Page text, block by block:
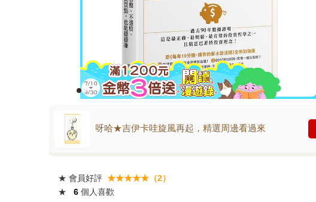
呀哈★吉伊卡哇旋風再起，精選周邊看過來
★ 會員好評 ★★★★★（2）
★
6 個人喜歡